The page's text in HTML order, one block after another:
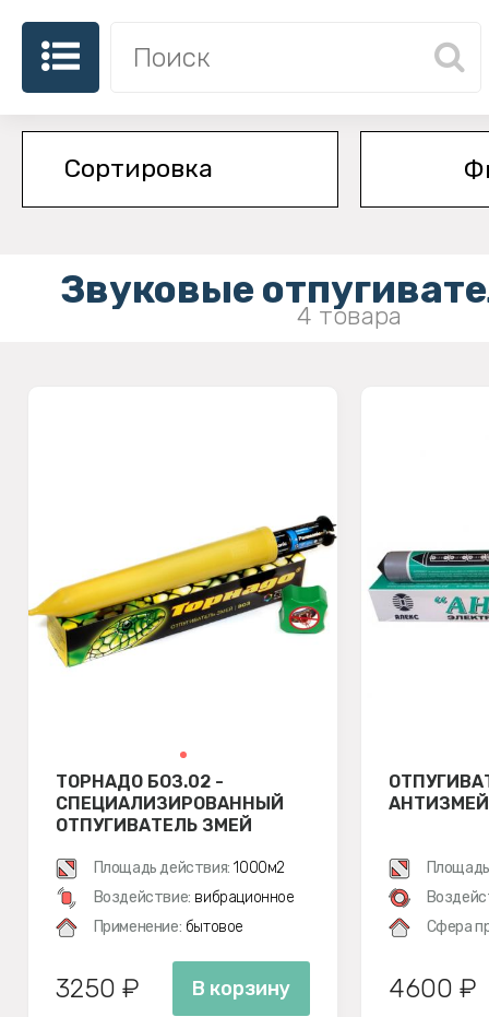
Звуковые
4 товара
ТОРНАДО БОЗ.02 -
СПЕЦИАЛИЗИРОВАННЫЙ
ОТПУГИВАТЕЛЬ ЗМЕЙ
Площадь действия: 1000м2
Воздействие: вибрационное
Применение: бытовое
3250 ₽ В корзину
АНТИЗМЕЙ
Сфера
4600 ₽